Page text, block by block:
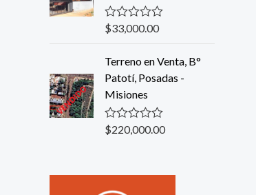
u
t
o
f
R
e
0
o
t
o
f
$33,000.00
Terreno en Venta, B°
Patotí, Posadas -
Misiones
R
d
$220,000.00